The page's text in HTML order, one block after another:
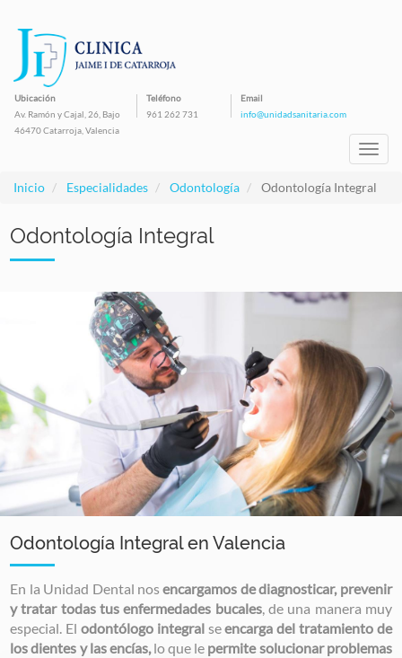
Pasar
contenido
principal
Ubicación
Av. Ramón y Cajal, 26, Bajo
46470 Catarroja, Valencia
Teléfono
961 262 731
Email
info@unidadsanitaria.com
Inicio
Especialidades Odontología Odontología Integral
Odontología Integral
Odontología Integral en Valencia
En la Unidad Dental nosencargamos de diagnosticar, prevenir
y tratar todas tus enfermedades bucales, de una manera muy
especial. El odontólogo integralseencarga del tratamiento de
los dientes y las encías,lo que le permite solucionar problemas